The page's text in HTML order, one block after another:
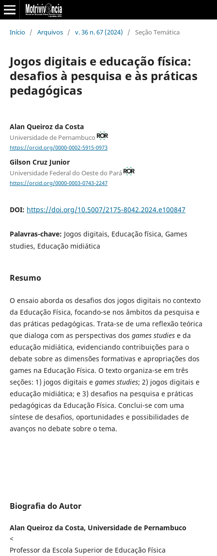
Início / Arquivos / v. 36 n. 67 (2024) / Seção Temática
Jogos digitais e educação física:
desafios à pesquisa e às práticas
pedagógicas
Alan Queiroz da Costa
Universidade de Pernambuco
https://orcid.org/0000-0002-5915-0973
Gilson Cruz Junior
Universidade Federal do Oeste do Pará
https://orcid.org/0000-0003-0743-2247
DOI: https://doi.org/10.5007/2175-8042.2024.e100847
Palavras-chave: Jogos digitais, Educação física, Games
studies, Educação midiática
Resumo
O ensaio aborda os desafios dos jogos digitais no contexto
da Educação Física, focando-se nos âmbitos da pesquisa e
das práticas pedagógicas. Trata-se de uma reflexão teórica
que dialoga com as perspectivas dos games studiese da
educação midiática, evidenciando contribuições para o
debate sobre as dimensões formativas e apropriações dos
games na Educação Física. O texto organiza-se em três
seções: 1) jogos digitais e games studies; 2) jogos digitais e
educação midiática; e 3) desafios na pesquisa e práticas
pedagógicas da Educação Física. Conclui-se com uma
síntese de desafios, oportunidades e possibilidades de
avanços no debate sobre o tema.
Biografia do Autor
Alan Queiroz da Costa, Universidade de Pernambuco
<
Professor da Escola Superior de Educação Física